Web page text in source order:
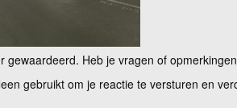
gewaardeerd. Heb je vragen of
gebruikt om je reactie te versturen en